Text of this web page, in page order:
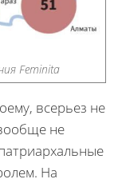
Feminita
всерьез не
не
На